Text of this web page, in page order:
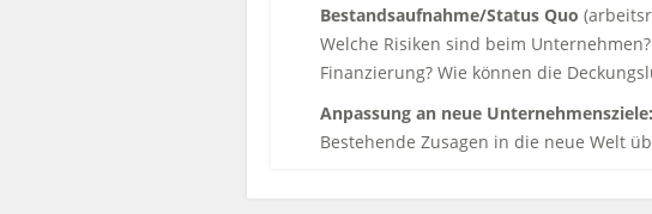
Bestandsaufnahme/Status Quo
Welche Risiken sind beim
Finanzierung? Wie können die
Anpassung an neue
Bestehende Zusagen in die neue Welt